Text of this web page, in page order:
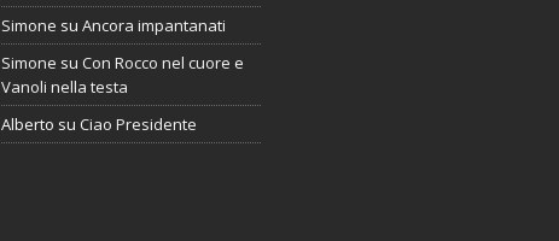
Simone suAncora impantanati
Simone suCon Rocco nel cuore e
Vanoli nella testa
Alberto suCiao Presidente